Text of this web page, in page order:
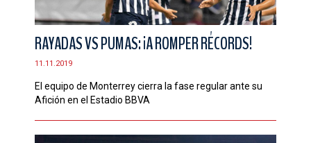
RAYADAS VS PUMAS: ¡A ROMPER RÉCORDS!
11.11.2019
El equipo de Monterrey cierra la fase regular ante su
Afición en el Estadio BBVA